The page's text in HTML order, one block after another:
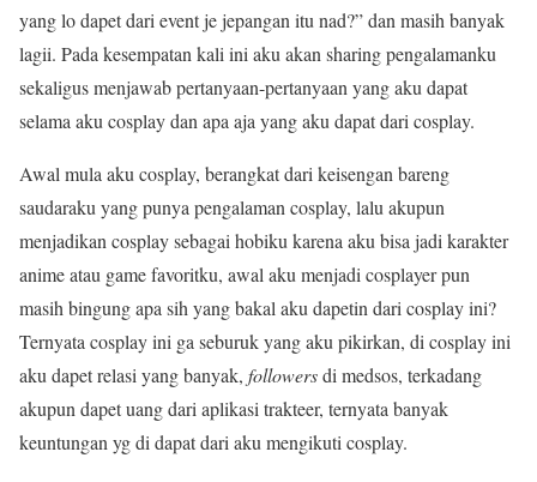
yang lo dapet dari event je jepangan itu nad?” dan masih banyak
lagii. Pada kesempatan kali ini aku akan sharing pengalamanku
sekaligus menjawab pertanyaan-pertanyaan yang aku dapat
selama aku cosplay dan apa aja yang aku dapat dari cosplay.
Awal mula aku cosplay, berangkat dari keisengan bareng
saudaraku yang punya pengalaman cosplay, lalu akupun
menjadikan cosplay sebagai hobiku karena aku bisa jadi karakter
anime atau game favoritku, awal aku menjadi cosplayer pun
masih bingung apa sih yang bakal aku dapetin dari cosplay ini?
Ternyata cosplay ini ga seburuk yang aku pikirkan, di cosplay ini
aku dapet relasi yang banyak, followersdi medsos, terkadang
akupun dapet uang dari aplikasi trakteer, ternyata banyak
keuntungan yg di dapat dari aku mengikuti cosplay.